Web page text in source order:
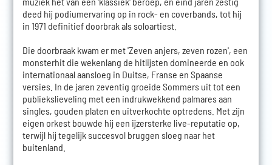
deed hij podiumervaring op in rock- en coverbands, tot hij
in 1971 definitief doorbrak als soloartiest.
Die doorbraak kwam er met 'Zeven anjers, zeven rozen', een
monsterhit die wekenlang de hitlijsten domineerde en ook
internationaal aansloeg in Duitse, Franse en Spaanse
versies. In de jaren zeventig groeide Sommers uit tot een
publiekslieveling met een indrukwekkend palmares aan
singles, gouden platen en uitverkochte optredens. Met zijn
eigen orkest bouwde hij een ijzersterke live-reputatie op,
terwijl hij tegelijk succesvol bruggen sloeg naar het
buitenland.